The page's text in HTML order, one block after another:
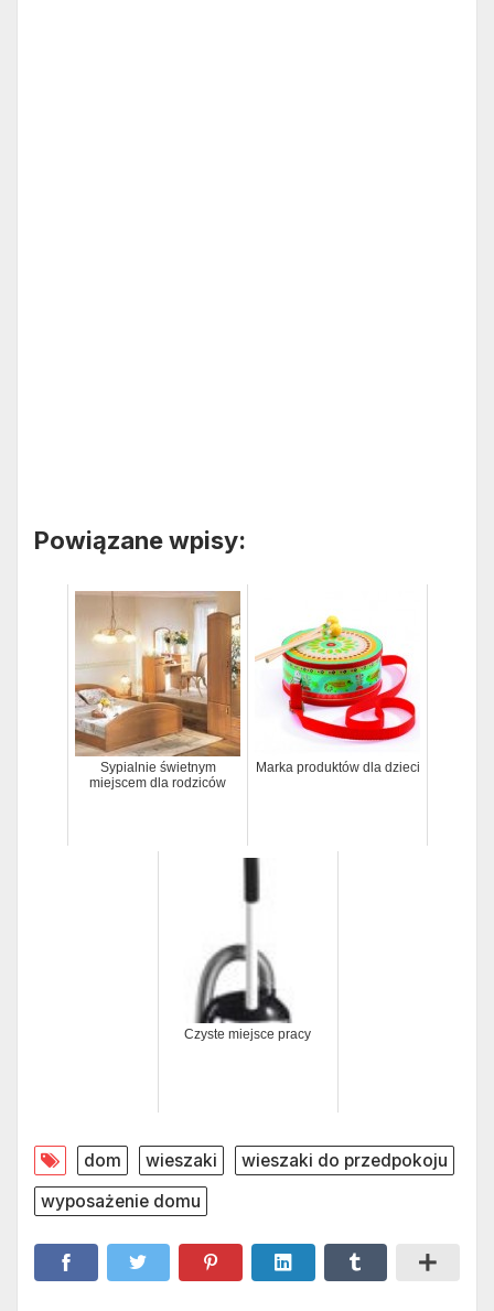
Powiązane wpisy:
Sypialnie świetnym
miejscem dla rodziców
Marka produktów dla dzieci
Czyste miejsce pracy
dom wieszaki
wieszaki do przedpokoju
wyposażenie domu